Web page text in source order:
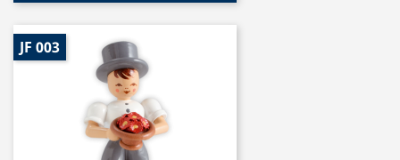
JF 003